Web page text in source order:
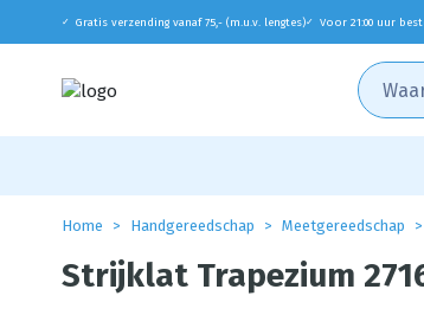
✓ Gratis verzending vanaf 75,- (m.u.v. lengtes)✓ Voor 21:00 uur
Home Handgereedschap Meetgereedschap
Strijklat Trapezium